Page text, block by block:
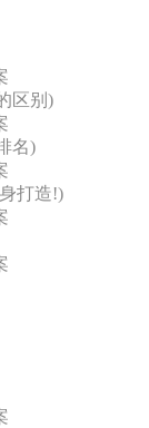
区别)
名)
打造!)